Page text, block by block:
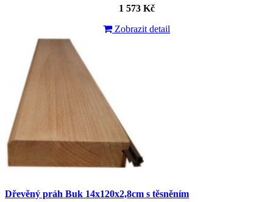
1 573 Kč
Zobrazit detail
Dřevěný práh Buk 14x120x2,8cm s těsněním